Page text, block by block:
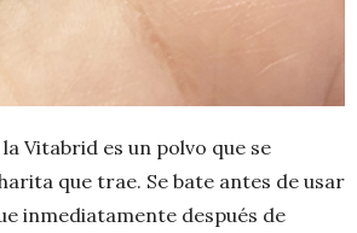
Vitabrid es un polvo que se
que trae. Se bate antes de usar
inmediatamente después de